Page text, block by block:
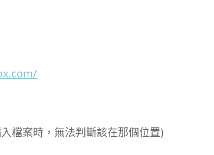
檔案時，無法判斷該在那個位置)